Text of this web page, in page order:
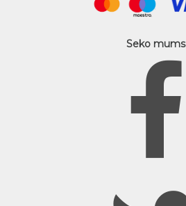
Seko mums